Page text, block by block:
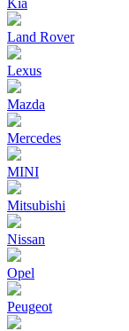
Kia
Land Rover
Lexus
Mazda
Mercedes
MINI
Mitsubishi
Nissan
Opel
Peugeot